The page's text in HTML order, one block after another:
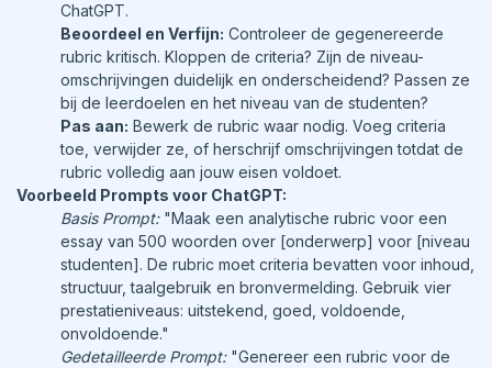
ChatGPT.
Beoordeel en Verfijn: Controleer de gegenereerde
rubric kritisch. Kloppen de criteria? Zijn de niveau-
omschrijvingen duidelijk en onderscheidend? Passen ze
bij de leerdoelen en het niveau van de studenten?
Pas aan: Bewerk de rubric waar nodig. Voeg criteria
toe, verwijder ze, of herschrijf omschrijvingen totdat de
rubric volledig aan jouw eisen voldoet.
Voorbeeld Prompts voor ChatGPT:
Basis Prompt:"Maak een analytische rubric voor een
essay van 500 woorden over [onderwerp] voor [niveau
studenten]. De rubric moet criteria bevatten voor inhoud,
structuur, taalgebruik en bronvermelding. Gebruik vier
prestatieniveaus: uitstekend, goed, voldoende,
onvoldoende."
Gedetailleerde Prompt:"Genereer een rubric voor de